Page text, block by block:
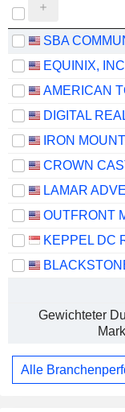
EQUINIX,
CROWN
OUTFRONT
KEPPEL DC
Gewichteter
Alle